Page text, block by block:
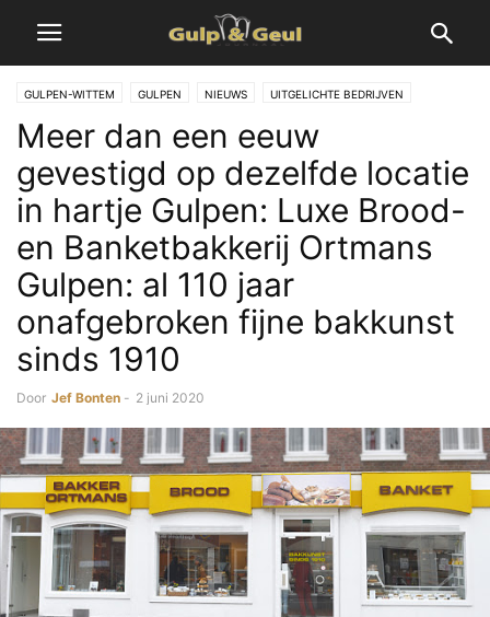
GULPEN-WITTEM GULPEN NIEUWS UITGELICHTE BEDRIJVEN
Meer dan een eeuw
gevestigd op dezelfde locatie
in hartje Gulpen: Luxe Brood-
en Banketbakkerij Ortmans
Gulpen: al 110 jaar
onafgebroken fijne bakkunst
sinds 1910
Door Jef Bonten - 2 juni 2020